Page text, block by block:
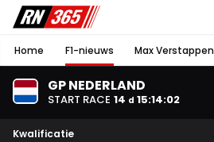
Home F1-nieuws Max Verstappen
GP NEDERLAND
START RACE 14 d 15:14:01
Kwalificatie